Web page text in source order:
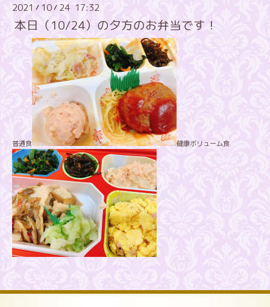
2021 / 10/ 24 17:32
本日（10/24）の夕方のお弁当です！
普通食 健康ボリューム食